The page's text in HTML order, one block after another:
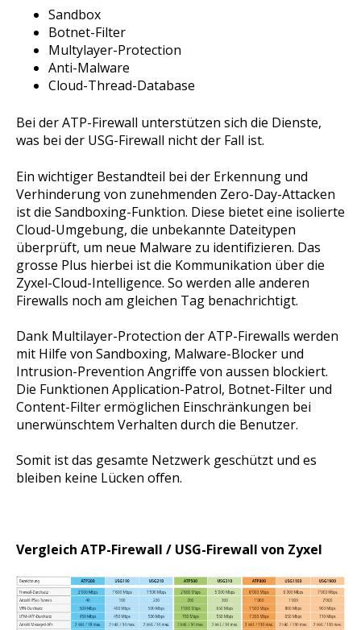
Sandbox
Botnet-Filter
Multylayer-Protection
Anti-Malware
Cloud-Thread-Database
Bei der ATP-Firewall unterstützen sich die Dienste,
was bei der USG-Firewall nicht der Fall ist.
Ein wichtiger Bestandteil bei der Erkennung und
Verhinderung von zunehmenden Zero-Day-Attacken
ist die Sandboxing-Funktion. Diese bietet eine isolierte
Cloud-Umgebung, die unbekannte Dateitypen
überprüft, um neue Malware zu identifizieren. Das
grosse Plus hierbei ist die Kommunikation über die
Zyxel-Cloud-Intelligence. So werden alle anderen
Firewalls noch am gleichen Tag benachrichtigt.
Dank Multilayer-Protection der ATP-Firewalls werden
mit Hilfe von Sandboxing, Malware-Blocker und
Intrusion-Prevention Angriffe von aussen blockiert.
Die Funktionen Application-Patrol, Botnet-Filter und
Content-Filter ermöglichen Einschränkungen bei
unerwünschtem Verhalten durch die Benutzer.
Somit ist das gesamte Netzwerk geschützt und es
bleiben keine Lücken offen.
Vergleich ATP-Firewall / USG-Firewall von Zyxel